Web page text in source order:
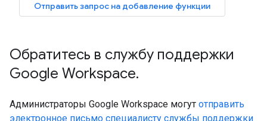
Отправить запрос на добавление функции
Обратитесь в службу поддержки
Google Workspace.
Администраторы Google Workspace могут отправить
электронное письмо специалисту службы поддержки